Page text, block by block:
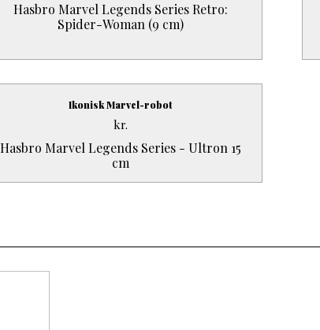
Hasbro Marvel Legends Series Retro:
Spider-Woman (9 cm)
Ikonisk Marvel-robot
Hasbro Marvel Legends Series - Ultron 15
cm
kr.